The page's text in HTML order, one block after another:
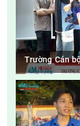
Trường Cán
cháy, cứu nạn